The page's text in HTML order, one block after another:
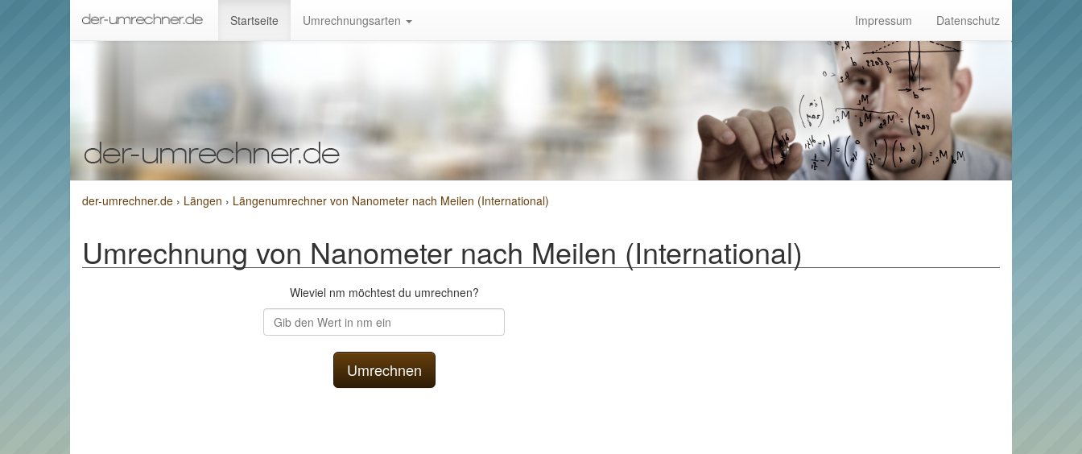
Startseite Umrechnungsarten Impressum Datenschutz
der-umrechner.de › Längen › Längenumrechner von Nanometer nach Meilen (International)
Umrechnung von Nanometer nach Meilen (International)
Wieviel nm möchtest du umrechnen?